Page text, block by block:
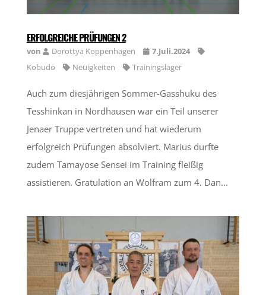
ERFOLGREICHE PRÜFUNGEN 2
von Dorottya Koppenhagen
7.Juli.2024
Kobudo
Neuigkeiten Trainingslager
Auch zum diesjährigen Sommer-Gasshuku des
Tesshinkan in Nordhausen war ein Teil unserer
Jenaer Truppe vertreten und hat wiederum
erfolgreich Prüfungen absolviert. Marius durfte
zudem Tamayose Sensei im Training fleißig
assistieren. Gratulation an Wolfram zum 4. Dan...